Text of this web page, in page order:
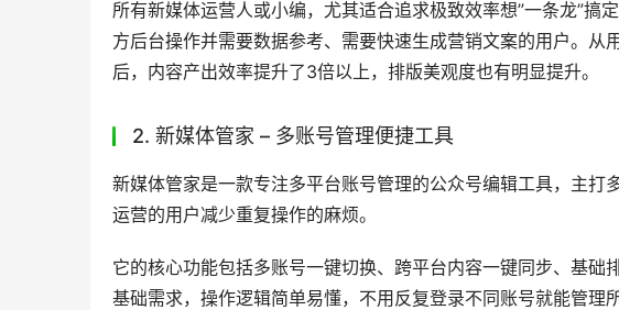
所有新媒体运营人或小编，尤其适合追求极致效率想”一条龙”搞
方后台操作并需要数据参考、需要快速生成营销文案的用户。
后，内容产出效率提升了3倍以上，排版美观度也有明显提升。
2. 新媒体管家 – 多账号管理便捷工具
新媒体管家是一款专注多平台账号管理的公众号编辑工具，主打
运营的用户减少重复操作的麻烦。
它的核心功能包括多账号一键切换、跨平台内容一键同步、基
基础需求，操作逻辑简单易懂，不用反复登录不同账号就能管理